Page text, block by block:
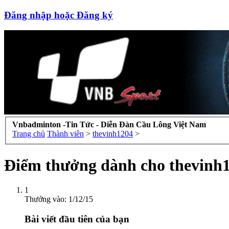
Đăng nhập hoặc Đăng ký
Vnbadminton -Tin Tức - Diễn Đàn Cầu Lông Việt Nam
Trang chủ Thành viên > thevinh1204 >
Điểm thưởng dành cho
1
Thưởng vào: 1/12/15
Bài viết đầu tiên của bạn